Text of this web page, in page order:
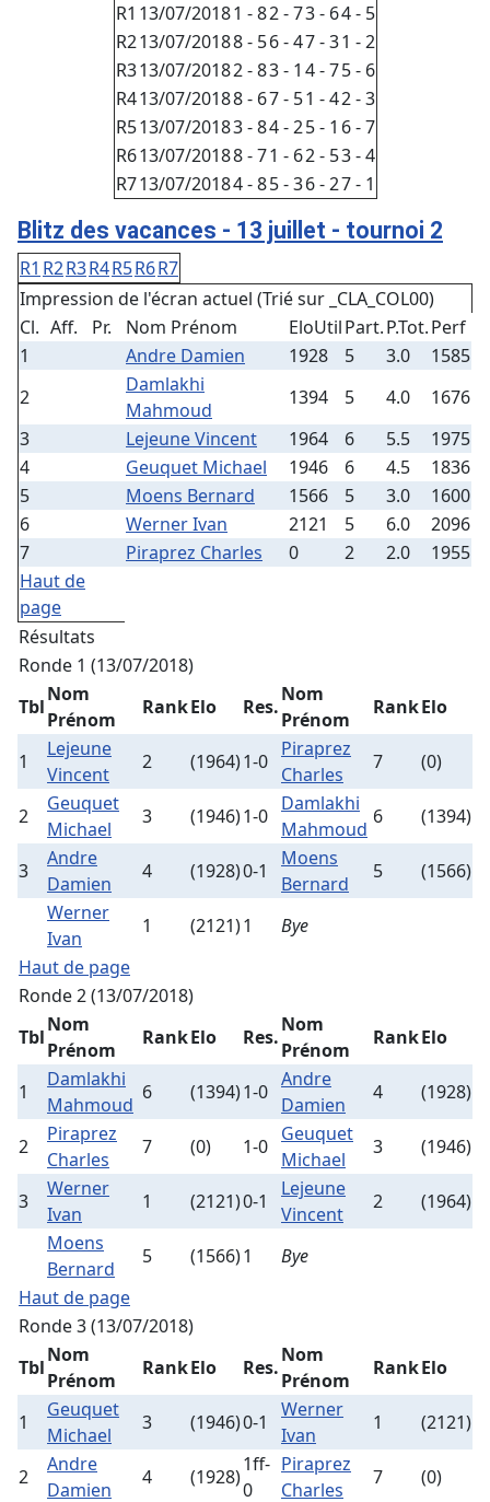
R1 13/07/20181 - 82 - 73 - 64 - 5
R213/07/20188 - 56 - 47 - 31 - 2
R313/07/20182 - 83 - 1 4 - 75 - 6
R413/07/20188 - 67 - 51 - 42 - 3
R513/07/20183 - 84 - 25 - 1 6 - 7
R613/07/20188 - 71 - 62 - 53 - 4
R713/07/20184 - 85 - 36 - 27 - 1
Blitz des vacances - 13 juillet - tournoi 2
R1 R2R3R4R5R6R7
Impression de l'écran actuel (Trié sur _CLA_COL00)
Cl. Aff. Pr. Nom Prénom EloUtilPart.P.Tot.Perf
1
Andre Damien 1928 5 3.0
1585
2
Damlakhi
Mahmoud
1394 5 4.0
1676
3
Lejeune Vincent 1964 6 5.5
1975
4
Geuquet Michael 1946 6 4.5
1836
5
Moens Bernard 1566 5 3.0
1600
6
Werner Ivan 2121 5 6.0
2096
7
Piraprez Charles 0 2 2.0
1955
Haut de
page
Résultats
Ronde 1 (13/07/2018)
Tbl
Nom
Prénom
RankElo Res.
Nom
Prénom
RankElo
1
Lejeune
Vincent
2 (1964)1-0
Piraprez
Charles
7 (0)
2
Geuquet
Michael
3 (1946)1-0
Damlakhi
Mahmoud
6 (1394)
3
Andre
Damien
4 (1928)0-1
Moens
Bernard
5
(1566)
Werner
Ivan
1 (2121)1
Bye
Haut de page
Ronde 2 (13/07/2018)
Tbl
Nom
Prénom
RankElo Res.
Nom
Prénom
RankElo
1
Damlakhi
Mahmoud
6 (1394)1-0
Andre
Damien
4 (1928)
2
Piraprez
Charles
7 (0) 1-0
Geuquet
Michael
3 (1946)
3
Werner
Ivan
1 (2121)0-1
Lejeune
Vincent
2
(1964)
Moens
Bernard
5 (1566)1
Bye
Haut de page
Ronde 3 (13/07/2018)
Tbl
Nom
Prénom
RankElo Res.
Nom
Prénom
RankElo
1
Geuquet
Michael
3 (1946)0-1
Werner
Ivan
1 (2121)
2
Andre
Damien
4 (1928)
1ff-
0
Piraprez
Charles
7 (0)